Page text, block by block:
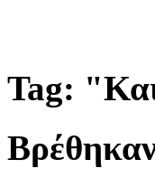
Tag: "